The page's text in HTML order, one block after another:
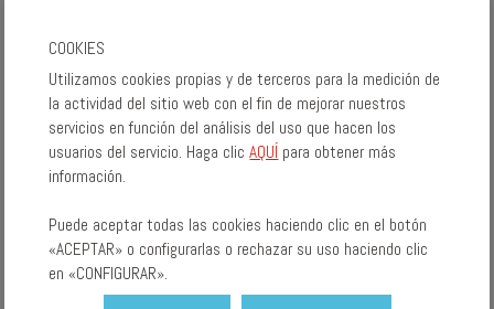
MICHÄEL ESCOFFIER
MONSTRES ELS FA
POR LA FOSCOR
COOKIES
Utilizamos cookies propias y de terceros para la medición de
la actividad del sitio web con el fin de mejorar nuestros
servicios en función del análisis del uso que hacen los
usuarios del servicio. Haga clicAQUÍ para obtener más
información.
Puede aceptar todas las cookies haciendo clic en el botón
«ACEPTAR» o configurarlas o rechazar su uso haciendo clic
en «CONFIGURAR».